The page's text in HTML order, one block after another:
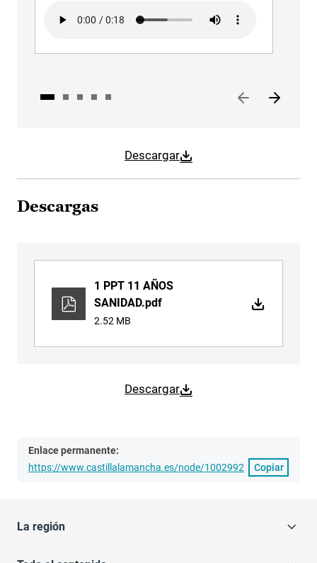
Descargar
Descargas
Descargar
1 PPT 11 AÑOS
SANIDAD.pdf
2.52 MB
Enlace permanente:
https://www.castillalamancha.es/node/1002992
Copiar
La región